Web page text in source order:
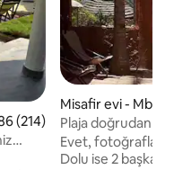
ortalama 4,86
(214)
Misafir evi - Mbour
Plaja doğrudan
cenneti!
Evet, fotoğraflar
Dolu ise 2 başka